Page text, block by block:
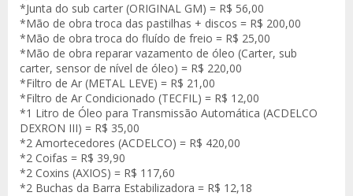
*Junta do sub carter (ORIGINAL GM) = R$ 56,00
*Mão de obra troca das pastilhas + discos = R$ 200,00
*Mão de obra troca do fluído de freio = R$ 25,00
*Mão de obra reparar vazamento de óleo (Carter, sub
carter, sensor de nível de óleo) = R$ 220,00
*Filtro de Ar (METAL LEVE) = R$ 21,00
*Filtro de Ar Condicionado (TECFIL) = R$ 12,00
*1 Litro de Óleo para Transmissão Automática (ACDELCO
DEXRON III) = R$ 35,00
*2 Amortecedores (ACDELCO) = R$ 420,00
*2 Coifas = R$ 39,90
*2 Coxins (AXIOS) = R$ 117,60
*2 Buchas da Barra Estabilizadora = R$ 12,18